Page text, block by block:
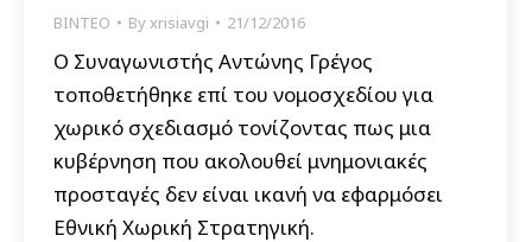
ΒΙΝΤΕΟ Byxrisiavgi 21/12/2016
Ο Συναγωνιστής Αντώνης Γρέγος
τοποθετήθηκε επί του νομοσχεδίου για
χωρικό σχεδιασμό τονίζοντας πως μια
κυβέρνηση που ακολουθεί μνημονιακές
προσταγές δεν είναι ικανή να εφαρμόσει
Εθνική Χωρική Στρατηγική.